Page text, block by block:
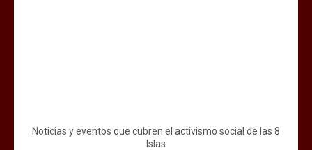
Noticias y eventos que cubren el activismo social de las 8
Islas